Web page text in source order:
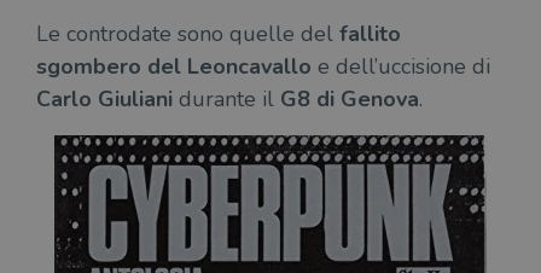
Le controdate sono quelle del fallito
sgombero del Leoncavallo e dell’uccisione di
Carlo Giuliani durante il G8 di Genova.